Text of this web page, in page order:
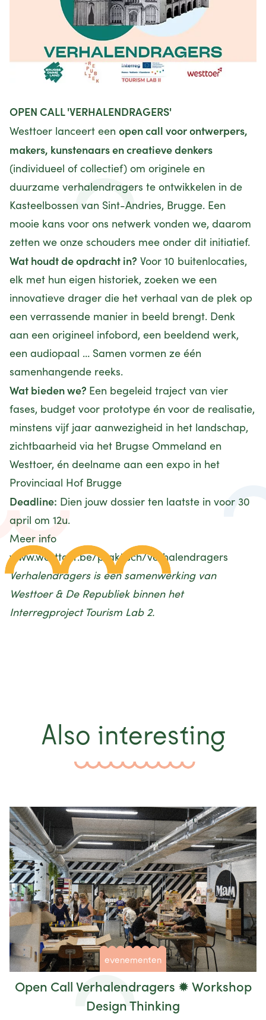
OPEN CALL 'VERHALENDRAGERS'
Westtoer lanceert een open call voor ontwerpers,
makers, kunstenaars en creatieve denkers
(individueel of collectief) om originele en
duurzame verhalendragers te ontwikkelen in de
Kasteelbossen van Sint-Andries, Brugge. Een
mooie kans voor ons netwerk vonden we, daarom
zetten we onze schouders mee onder dit initiatief.
Wat houdt de opdracht in? Voor 10 buitenlocaties,
elk met hun eigen historiek, zoeken we een
innovatieve drager die het verhaal van de plek op
een verrassende manier in beeld brengt. Denk
aan een origineel infobord, een beeldend werk,
een audiopaal … Samen vormen ze één
samenhangende reeks.
Wat bieden we? Een begeleid traject van vier
fases, budget voor prototype én voor de realisatie,
minstens vijf jaar aanwezigheid in het landschap,
zichtbaarheid via het Brugse Ommeland en
Westtoer, én deelname aan een expo in het
Provinciaal Hof Brugge
Deadline: Dien jouw dossier ten laatste in voor 30
april om 12u.
Meer info
www.westtoer.be/praktisch/verhalendragers
Verhalendragers is een samenwerking van
Westtoer & De Republiek binnen het
Interregproject Tourism Lab 2.
Also interesting
evenementen
Open Call Verhalendragers ✹ Workshop
Design Thinking